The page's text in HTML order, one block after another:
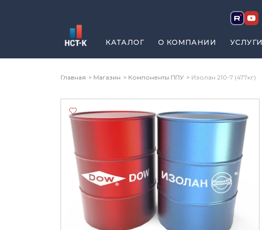
КАТАЛОГ О КОМПАНИИ УСЛУГИ
Главная Магазин Компоненты ППУ Изолан 210-7 (477кг)